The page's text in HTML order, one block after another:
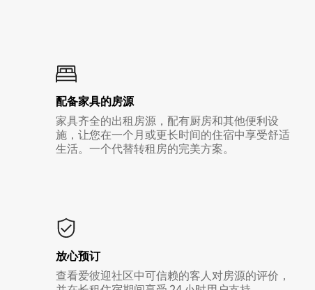
配备家具的房源
家具齐全的出租房源，配有厨房和其他便利设
施，让您在一个月或更长时间的住宿中享受舒适
生活。一个代替转租房的完美方案。
放心预订
查看爱彼迎社区中可信赖的客人对房源的评价，